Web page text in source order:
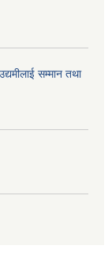
सम्मान तथा